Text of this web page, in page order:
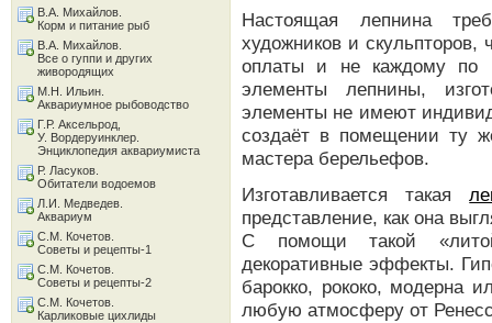
Настоящая лепнина
художников и скульпторов,
оплаты и не каждому по
элементы лепнины,
элементы не имеют
создаёт в помещении ту
мастера берельефов.
Изготавливается такая
представление, как она
С помощи такой
декоративные эффекты.
барокко, рококо, модерна
любую атмосферу от
В.А. Михайлов.
Корм и питание рыб
В.А. Михайлов.
Все о гуппи и других
живородящих
М.Н. Ильин.
Аквариумное рыбоводство
Г.Р. Аксельрод,
У. Вордеруинклер.
Энциклопедия аквариумиста
Р. Ласуков.
Обитатели водоемов
Л.И. Медведев.
Аквариум
С.М. Кочетов.
Советы и рецепты-1
С.М. Кочетов.
Советы и рецепты-2
С.М. Кочетов.
Карликовые цихлиды